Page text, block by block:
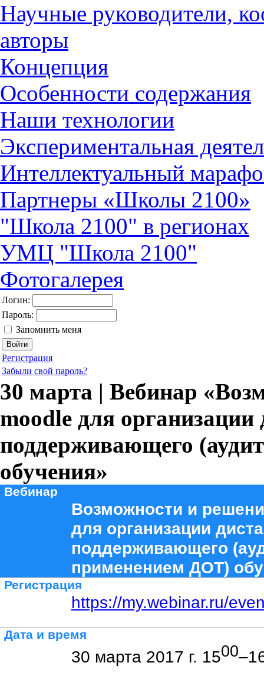
Научные руководители,
авторы
Концепция
Особенности содержания
Наши технологии
Экспериментальная
Интеллектуальный
Партнеры «Школы 2100»
"Школа 2100" в регионах
УМЦ "Школа 2100"
Фотогалерея
Логин:
Пароль:
Запомнить меня
Регистрация
Забыли свой пароль?
30 марта | Вебинар
moodle для организации
поддерживающего
обучения»
Вебинар
Возможности и
для организации
поддерживающего
применением ДОТ)
Регистрация
https://my.webinar.ru/
Дата и время
30 марта 2017 г. 1500